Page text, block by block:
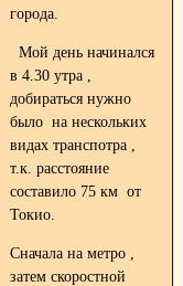
города.
Мой день начинался
в 4.30 утра ,
добираться нужно
было на нескольких
видах транспотра ,
т.к. расстояние
составило 75 км от
Токио.
Сначала на метро ,
затем скоростной